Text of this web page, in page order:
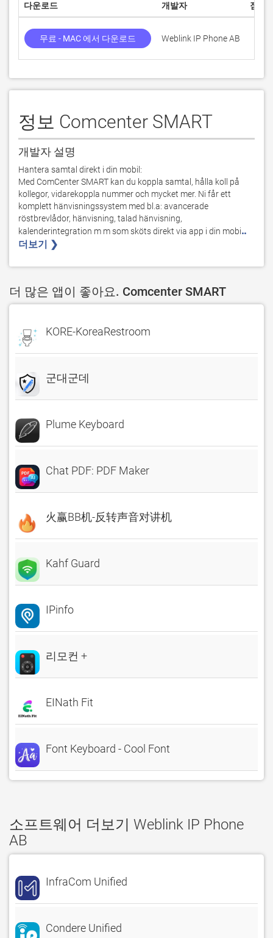
다운로드 개발자 점수
무료 - MAC 에서 다운로드 Weblink IP Phone AB
정보 Comcenter SMART
개발자 설명
Hantera samtal direkt i din mobil:
Med ComCenter SMART kan du koppla samtal, hålla koll på
kollegor, vidarekoppla nummer och mycket mer. Ni får ett
komplett hänvisningssystem med bl.a: avancerade
röstbrevlådor, hänvisning, talad hänvisning,
kalenderintegration m m som sköts direkt via app i din mobi..
더보기 ❯
더 많은 앱이 좋아요. Comcenter SMART
KORE-KoreaRestroom
군대군데
Plume Keyboard
Chat PDF: PDF Maker
火赢BB机-反转声音对讲机
Kahf Guard
IPinfo
리모컨 +
EINath Fit
Font Keyboard - Cool Font
소프트웨어 더보기 Weblink IP Phone
AB
InfraCom Unified
Condere Unified